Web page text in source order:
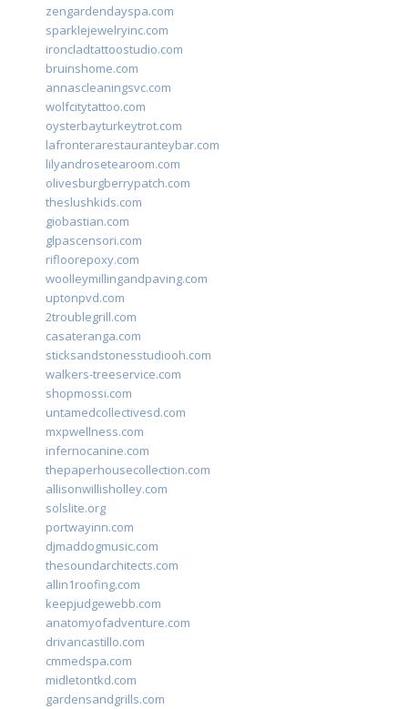
zengardendayspa.com
sparklejewelryinc.com
ironcladtattoostudio.com
bruinshome.com
annascleaningsvc.com
wolfcitytattoo.com
oysterbayturkeytrot.com
lafronterarestauranteybar.com
lilyandrosetearoom.com
olivesburgberrypatch.com
theslushkids.com
giobastian.com
glpascensori.com
rifloorepoxy.com
woolleymillingandpaving.com
uptonpvd.com
2troublegrill.com
casateranga.com
sticksandstonesstudiooh.com
walkers-treeservice.com
shopmossi.com
untamedcollectivesd.com
mxpwellness.com
infernocanine.com
thepaperhousecollection.com
allisonwillisholley.com
solslite.org
portwayinn.com
djmaddogmusic.com
thesoundarchitects.com
allin1roofing.com
keepjudgewebb.com
anatomyofadventure.com
drivancastillo.com
cmmedspa.com
midletontkd.com
gardensandgrills.com